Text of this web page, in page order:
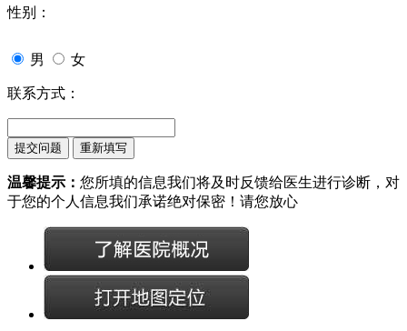
性别：
男 女
联系方式：
温馨提示： 您所填的信息我们将及时反馈给医生进行诊断，对
于您的个人信息我们承诺绝对保密！请您放心